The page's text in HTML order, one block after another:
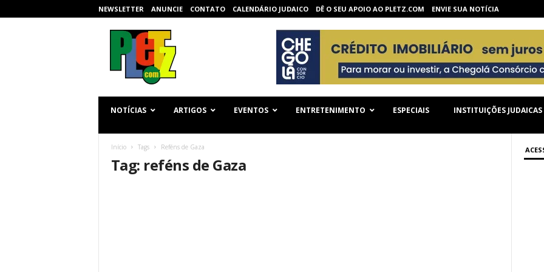
NEWSLETTER ANUNCIE CONTATO CALENDÁRIO JUDAICO DÊ O SEU APOIO AO PLETZ.COM ENVIE SUA NOTÍCIA
NOTÍCIAS ARTIGOS EVENTOS ENTRETENIMENTO ESPECIAIS INSTITUIÇÕES JUDAICAS
Início Tags Reféns de Gaza
Tag: reféns de Gaza